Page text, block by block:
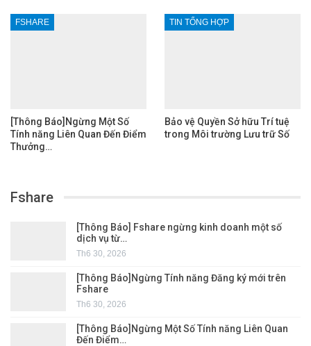
FSHARE
[Thông Báo]Ngừng Một Số
Tính năng Liên Quan Đến Điểm
Thưởng…
TIN TỔNG HỢP
Bảo vệ Quyền Sở hữu Trí tuệ
trong Môi trường Lưu trữ Số
Fshare
[Thông Báo] Fshare ngừng kinh doanh một số
dịch vụ từ…
Th6 30, 2026
[Thông Báo]Ngừng Tính năng Đăng ký mới trên
Fshare
Th6 30, 2026
[Thông Báo]Ngừng Một Số Tính năng Liên Quan
Đến Điểm…